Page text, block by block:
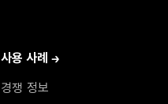
사용 사례 →
경쟁 정보